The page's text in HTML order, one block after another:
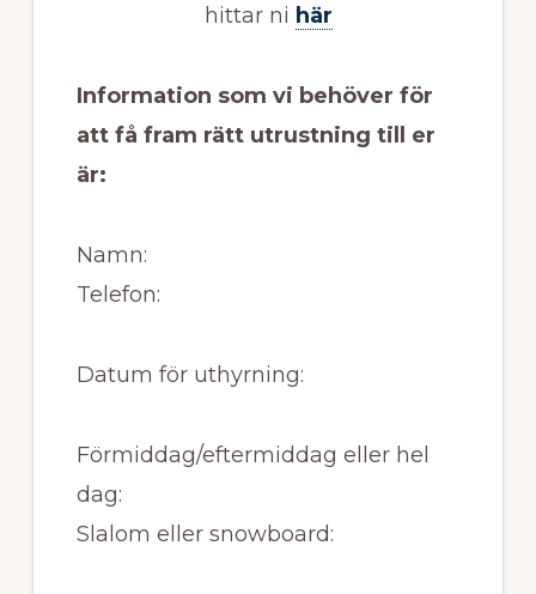
hittar ni här
Information som vi behöver för
att få fram rätt utrustning till er
är:
Namn:
Telefon:
Datum för uthyrning:
Förmiddag/eftermiddag eller hel
dag:
Slalom eller snowboard: